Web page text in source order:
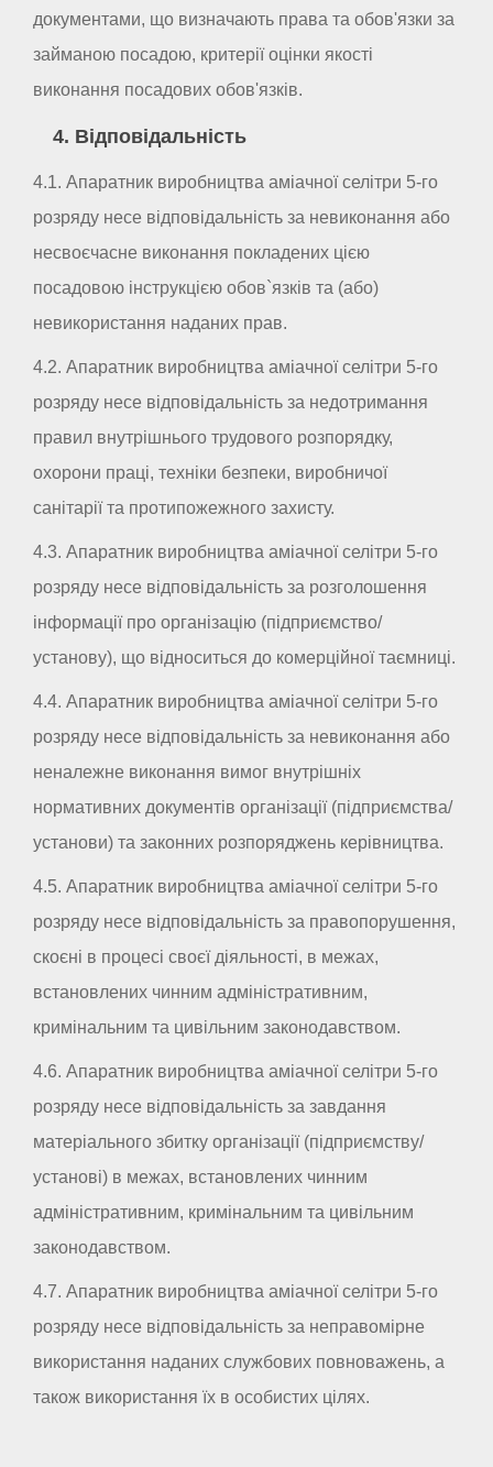
документами, що визначають права та обов'язки за
займаною посадою, критерії оцінки якості
виконання посадових обов'язків.
4. Відповідальність
4.1. Апаратник виробництва аміачної селітри 5-го
розряду несе відповідальність за невиконання або
несвоєчасне виконання покладених цією
посадовою інструкцією обов`язків та (або)
невикористання наданих прав.
4.2. Апаратник виробництва аміачної селітри 5-го
розряду несе відповідальність за недотримання
правил внутрішнього трудового розпорядку,
охорони праці, техніки безпеки, виробничої
санітарії та протипожежного захисту.
4.3. Апаратник виробництва аміачної селітри 5-го
розряду несе відповідальність за розголошення
інформації про організацію (підприємство/
установу), що відноситься до комерційної таємниці.
4.4. Апаратник виробництва аміачної селітри 5-го
розряду несе відповідальність за невиконання або
неналежне виконання вимог внутрішніх
нормативних документів організації (підприємства/
установи) та законних розпоряджень керівництва.
4.5. Апаратник виробництва аміачної селітри 5-го
розряду несе відповідальність за правопорушення,
скоєні в процесі своєї діяльності, в межах,
встановлених чинним адміністративним,
кримінальним та цивільним законодавством.
4.6. Апаратник виробництва аміачної селітри 5-го
розряду несе відповідальність за завдання
матеріального збитку організації (підприємству/
установі) в межах, встановлених чинним
адміністративним, кримінальним та цивільним
законодавством.
4.7. Апаратник виробництва аміачної селітри 5-го
розряду несе відповідальність за неправомірне
використання наданих службових повноважень, а
також використання їх в особистих цілях.